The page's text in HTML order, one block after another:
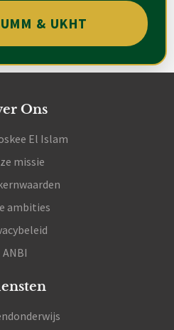
Ons
El Islam
missie
ambities
ANBI